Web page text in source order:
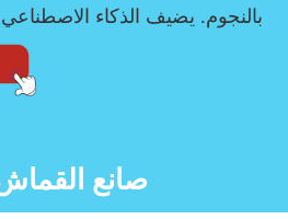
بالنجوم. يضيف الذكاء
صانع